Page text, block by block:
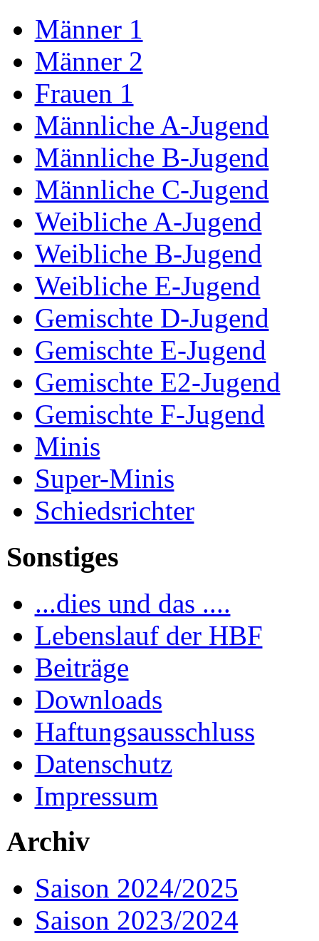
Männer 1
Männer 2
Frauen 1
Männliche A-Jugend
Männliche B-Jugend
Männliche C-Jugend
Weibliche A-Jugend
Weibliche B-Jugend
Weibliche E-Jugend
Gemischte D-Jugend
Gemischte E-Jugend
Gemischte E2-Jugend
Gemischte F-Jugend
Minis
Super-Minis
Schiedsrichter
Sonstiges
...dies und das ....
Lebenslauf der HBF
Beiträge
Downloads
Haftungsausschluss
Datenschutz
Impressum
Archiv
Saison 2024/2025
Saison 2023/2024